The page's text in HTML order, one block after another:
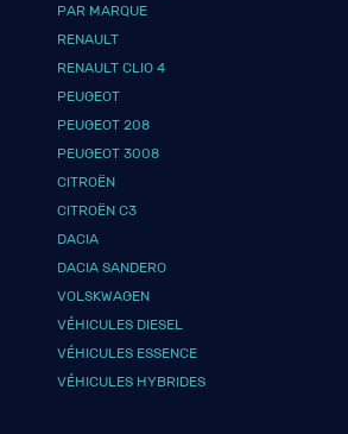
PAR MARQUE
RENAULT
RENAULT CLIO 4
PEUGEOT
PEUGEOT 208
PEUGEOT 3008
CITROËN
CITROËN C3
DACIA
DACIA SANDERO
VOLSKWAGEN
VÉHICULES DIESEL
VÉHICULES ESSENCE
VÉHICULES HYBRIDES